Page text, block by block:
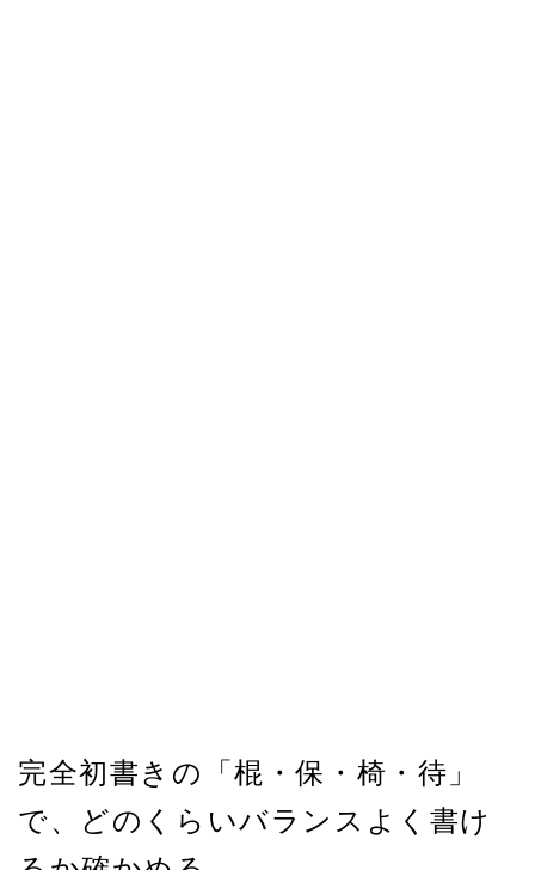
完全初書きの「棍・保・椅・待」
で、どのくらいバランスよく書け